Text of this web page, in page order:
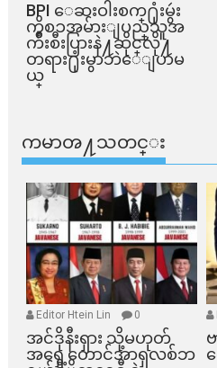
BPI ​ေဆးဝါးစက္​႐ုံးမွဴး
ကိစၥအမ်ားျပည္​သူအ
က်ိဳးစီးပြားနဲ႔ဆိုင္​လို႔
တရား႐ုံးမွာဘဲေျပာမ
ယ္​
ကမာၻ႔သတင္း
Editor Htein Lin 0
အင်ဒိုနီးရှား သို့မဟုတ်
အရှေ့တောင်အာရှလစ်ဘ